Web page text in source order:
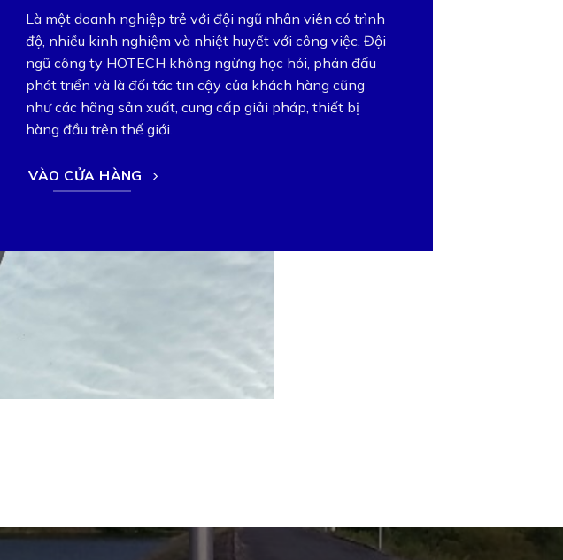
Là một doanh nghiệp trẻ với đội ngũ nhân viên có trình
độ, nhiều kinh nghiệm và nhiệt huyết với công việc, Đội
ngũ công ty HOTECH không ngừng học hỏi, phán đấu
phát triển và là đối tác tin cậy của khách hàng cũng
như các hãng sản xuất, cung cấp giải pháp, thiết bị
hàng đầu trên thế giới.
VÀO CỬA HÀNG